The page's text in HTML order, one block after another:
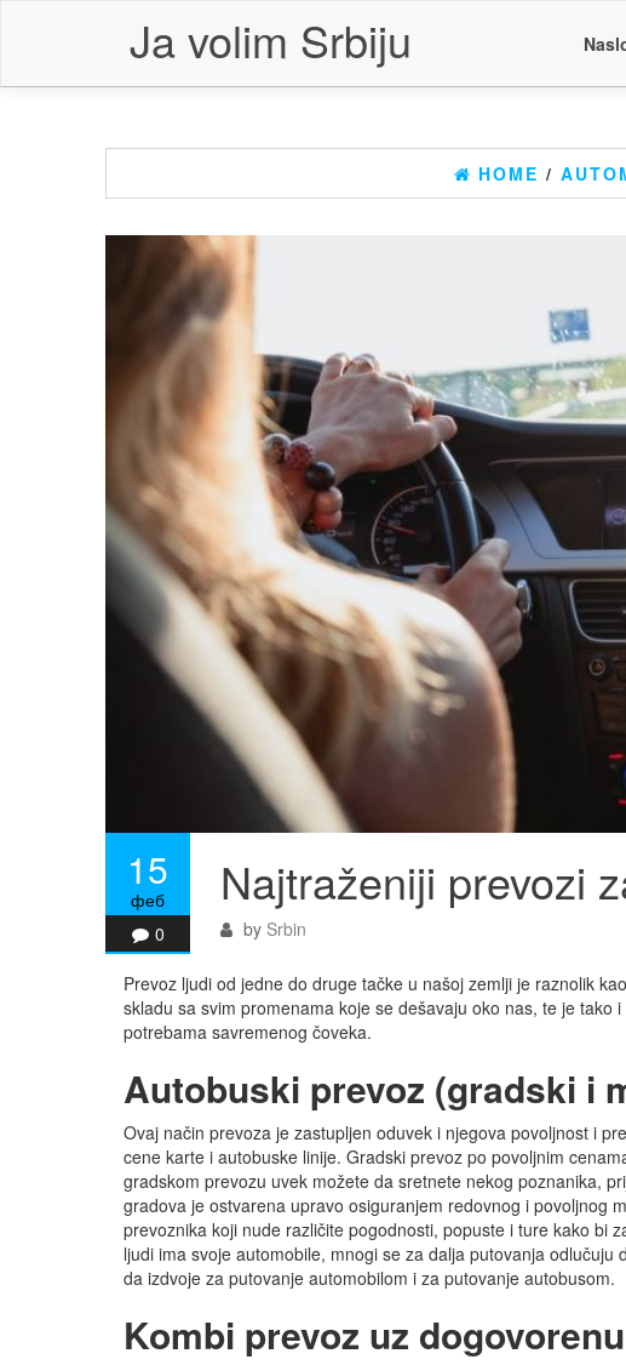
content
Ja volim Srbiju
HOME /
15
феб
0
Najtraženiji prevozi
by Srbin
Prevoz ljudi od jedne do druge tačke u našoj zemlji je raznolik
skladu sa svim promenama koje se dešavaju oko nas, te je
potrebama savremenog čoveka.
Autobuski prevoz (gradski i
Ovaj način prevoza je zastupljen oduvek i njegova povoljnost i
cene karte i autobuske linije. Gradski prevoz po povoljnim
gradskom prevozu uvek možete da sretnete nekog poznanika,
gradova je ostvarena upravo osiguranjem redovnog i povoljnog
prevoznika koji nude različite pogodnosti, popuste i ture kako bi
ljudi ima svoje automobile, mnogi se za dalja putovanja
da izdvoje za putovanje automobilom i za putovanje autobusom.
Kombi prevoz uz